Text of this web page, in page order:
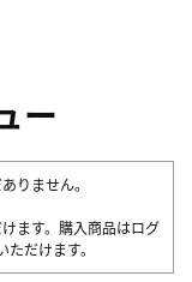
ー
りません。
ます。購入商品はログ
だけます。